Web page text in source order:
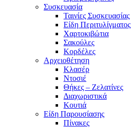
Συσκευασία
Ταινίες Συσκευασίας
Είδη Περιτυλίγματος
Χαρτοκιβώτια
Σακούλες
Κορδέλες
Αρχειοθέτηση
Κλασέρ
Ντοσιέ
Θήκες – Ζελατίνες
Διαχωριστικά
Κουτιά
Είδη Παρουσίασης
Πίνακες